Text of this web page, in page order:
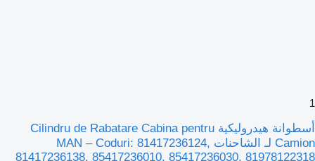
1
أسطوانة هيدروليكية Cilindru de Rabatare Cabina pentru
Camion لـ الشاحنات MAN – Coduri: 81417236124,
81417236138, 85417236010, 85417236030, 81978122318